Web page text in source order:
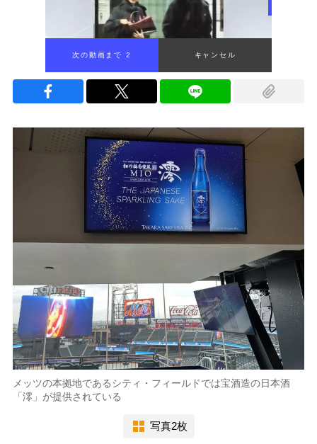
次の動画まで 1 キャンセル
メッツの本拠地であるシティ・フィールドでは宝酒造の日本酒
「澪」が提供されている
写真2枚